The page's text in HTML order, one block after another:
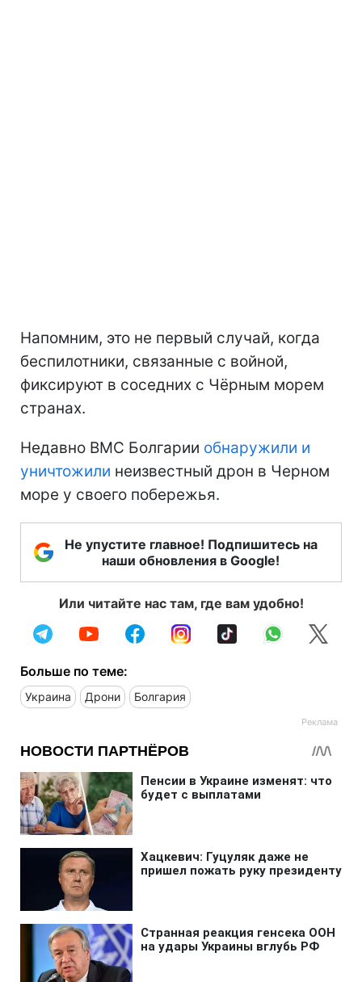
Напомним, это не первый случай, когда
беспилотники, связанные с войной,
фиксируют в соседних с Чёрным морем
странах.
Недавно ВМС Болгарии обнаружили и
уничтожили неизвестный дрон в Черном
море у своего побережья.
Не упустите главное! Подпишитесь на
наши обновления в Google!
Или читайте нас там, где вам удобно!
Больше по теме:
Украина Дрони Болгария